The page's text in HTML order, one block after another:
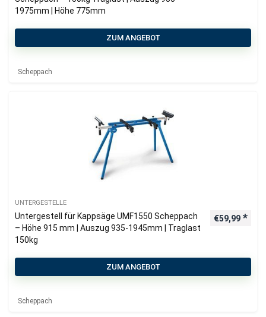
1975mm | Höhe 775mm
ZUM ANGEBOT
Scheppach
UNTERGESTELLE
Untergestell für Kappsäge UMF1550 Scheppach
– Höhe 915 mm | Auszug 935-1945mm | Traglast
150kg
€59,99
ZUM ANGEBOT
Scheppach